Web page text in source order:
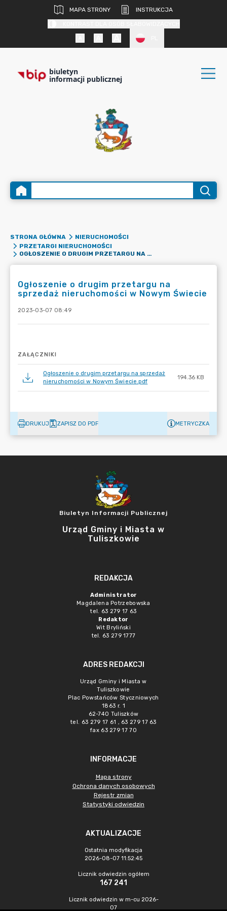
MAPA STRONY
INSTRUKCJA
biuletyn
informacji publicznej
STRONA GŁÓWNA
NIERUCHOMOŚCI
PRZETARGI NIERUCHOMOŚCI
OGŁOSZENIE O DRUGIM PRZETARGU NA SPRZEDAŻ NIERUCHOMOŚCI W NOWYM ŚWIECIE
Ogłoszenie o drugim przetargu na
sprzedaż nieruchomości w Nowym Świecie
2023-03-07 08:49
ZAŁĄCZNIKI
Ogłoszenie o drugim przetargu na sprzedaż
nieruchomości w Nowym Świecie.pdf
194.36 KB
DRUKUJ ZAPISZ DO PDF METRYCZKA
Biuletyn Informacji Publicznej
Urząd Gminy i Miasta w
Tuliszkowie
REDAKCJA
Administrator
Magdalena Potrzebowska
tel. 63 279 17 63
Redaktor
Wit Bryliński
tel. 63 279 1777
ADRES REDAKCJI
Urząd Gminy i Miasta w
Tuliszkowie
Plac Powstańców Styczniowych
1863 r. 1
62-740 Tuliszków
tel. 63 279 17 61 , 63 279 17 63
fax 63 279 17 70
INFORMACJE
Mapa strony
Ochrona danych osobowych
Rejestr zmian
Statystyki odwiedzin
AKTUALIZACJE
Ostatnia modyfikacja
2026-08-07 11:52:45
Licznik odwiedzin ogółem
167 241
Licznik odwiedzin w m-cu 2026-
07